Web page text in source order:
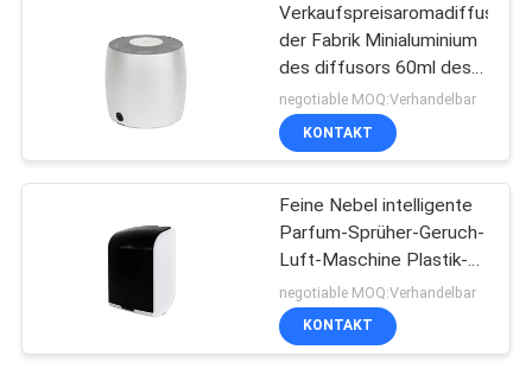
der Fabrik Minialuminium
des diffusors 60ml des
direkten
negotiable MOQ:Verhandelbar
KONTAKT
Feine Nebel intelligente
Parfum-Sprüher-Geruch-
Luft-Maschine Plastik-
Rohs FCC-Zustimmungs-
Aroma
negotiable MOQ:Verhandelbar
KONTAKT